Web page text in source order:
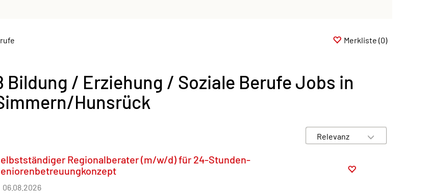
Merkliste (0)
Bildung / Erziehung / Soziale Berufe Jobs in
Hunsrück
Regionalberater (m/w/d) für 24-Stunden-
06.08.2026